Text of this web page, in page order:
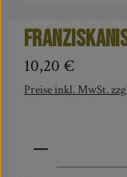
Regulärer Preis:
10,20 €
Preise inkl. MwSt.
Produkt